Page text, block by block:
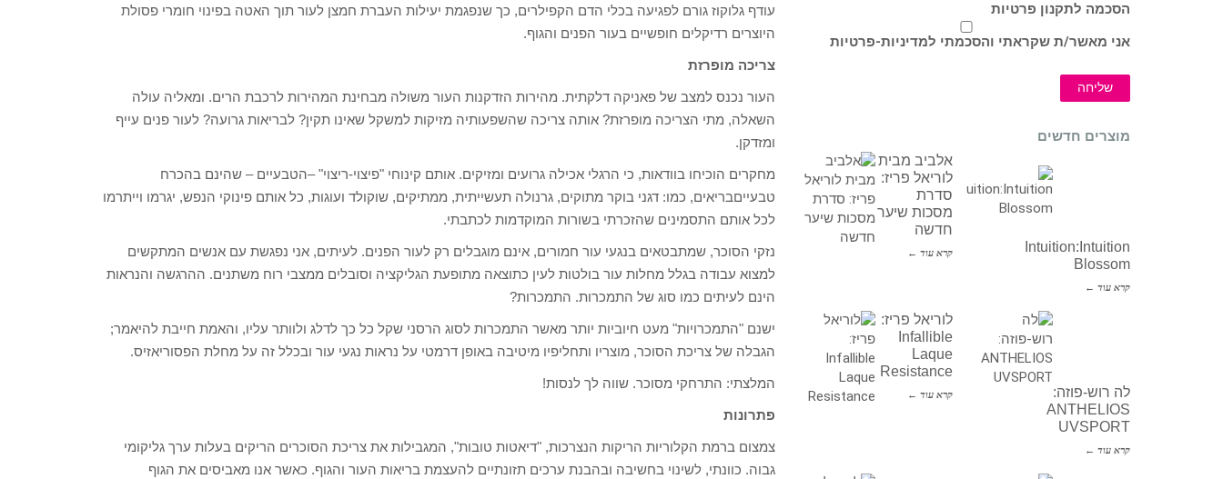
עודף גלוקוז גורם לפגיעה בכלי הדם הקפילרים, כך שנפגמת יעילות העברת חמצן לעור תוך האטה בפינוי חומרי פסולת
היוצרים רדיקלים חופשיים בעור הפנים והגוף.
צריכה מופרזת
העור נכנס למצב של פאניקה דלקתית. מהירות הזדקנות העור משולה מבחינת המהירות לרכבת הרים. ומאליה עולה
השאלה, מתי הצריכה מופרזת? אותה צריכה שהשפעותיה מזיקות למשקל שאינו תקין? לבריאות גרועה? לעור פנים עייף
ומזדקן.
מחקרים הוכיחו בוודאות, כי הרגלי אכילה גרועים ומזיקים. אותם קינוחי "פיצוי-ריצוי" –הטבעיים – שהינם בהכרח
טבעייםבריאים, כמו: דגני בוקר מתוקים, גרנולה תעשייתית, ממתיקים, שוקולד ועוגות, כל אותם פינוקי הנפש, יגרמו וייתרמו
לכל אותם התסמינים שהזכרתי בשורות המוקדמות לכתבתי.
נזקי הסוכר, שמתבטאים בנגעי עור חמורים, אינם מוגבלים רק לעור הפנים. לעיתים, אני נפגשת עם אנשים המתקשים
למצוא עבודה בגלל מחלות עור בולטות לעין כתוצאה מתופעת הגליקציה וסובלים ממצבי רוח משתנים. ההרגשה והנראות
הינם לעיתים כמו סוג של התמכרות. התמכרות?
ישנם "התמכרויות" מעט חיוביות יותר מאשר התמכרות לסוג הרסני שקל כל כך לדלג ולוותר עליו, והאמת חייבת להיאמר;
הגבלה של צריכת הסוכר, מוצריו ותחליפיו מיטיבה באופן דרמטי על נראות נגעי עור ובכלל זה על מחלת הפסוריאזיס.
המלצתי: התרחקי מסוכר. שווה לך לנסות!
פתרונות
צמצום ברמת הקלוריות הריקות הנצרכות, "דיאטות טובות", המגבילות את צריכת הסוכרים הריקים בעלות ערך גליקומי
גבוה. כוונתי, לשינוי בחשיבה ובהבנת ערכים תזונתיים להעצמת בריאות העור והגוף. כאשר אנו מאביסים את הגוף
הסכמה לתקנון פרטיות
אני מאשר/ת שקראתי והסכמתי למדיניות-פרטיות
שליחה
מוצרים חדשים
אלביב מבית
לוריאל פריז:
סדרת
מסכות שיער
חדשה
קרא עוד ←
Intuition:Intuition
Blossom
קרא עוד ←
לוריאל פריז:
Infallible
Laque
Resistance
קרא עוד ←
לה רוש-פוזה:
ANTHELIOS
UVSPORT
קרא עוד ←